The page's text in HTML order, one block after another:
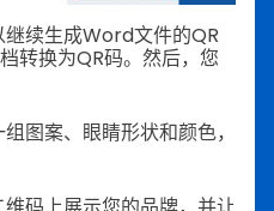
续生成Word文件的QR
转换为QR码。然后，您
图案、眼睛形状和颜色，